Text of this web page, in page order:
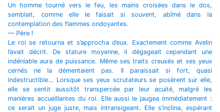
Un homme tourné vers le feu, les mains croisées dans le dos,
semblait, comme elle le faisait si souvent, abîmé dans la
contemplation des flammes ondoyantes.
— Père !
Le roi se retourna et s’approcha d’eux. Exactement comme Avelin
l’avait décrit. De stature moyenne, il dégageait cependant une
indéniable aura de puissance. Même ses traits creusés et ses yeux
cernés ne la démentaient pas. Il paraissait si fort, quasi
indestructible… Lorsque ses yeux scrutateurs se posèrent sur elle,
elle se sentit aussitôt transpercée par leur acuité, malgré les
manières accueillantes du roi. Elle aussi le jaugea immédiatement :
ce serait un juge juste, mais intransigeant. Elle s’inclina, espérant